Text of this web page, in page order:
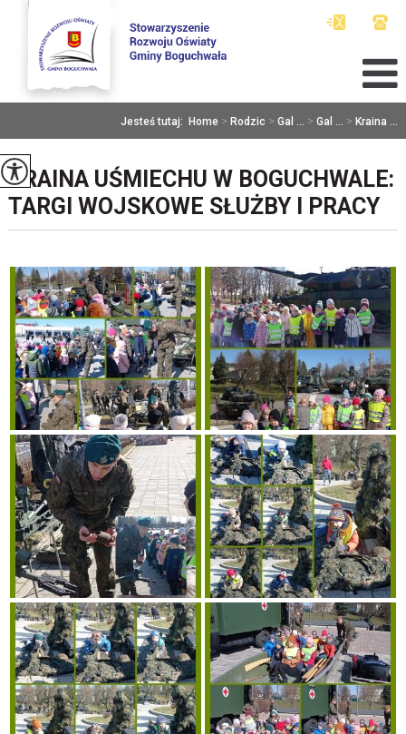
Jesteś tutaj: Home > Rodzic > Gal ... > Gal ... > Kraina ...
KRAINA UŚMIECHU W BOGUCHWALE:
TARGI WOJSKOWE SŁUŻBY I PRACY